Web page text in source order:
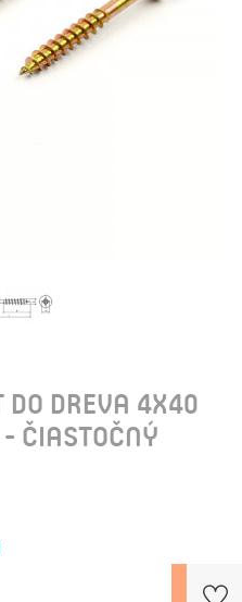
DO DREVA 4X40
ČIASTOČNÝ